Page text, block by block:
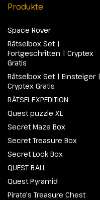
Produkte
Space Rover
Rätselbox Set |
Fortgeschritten | Cryptex
Gratis
Rätselbox Set | Einsteiger |
Cryptex Gratis
RÄTSEL-EXPEDITION
Quest puzzle XL
Secret Maze Box
Secret Treasure Box
Secret Lock Box
QUEST BALL
Quest Pyramid
Pirate's Treasure Chest